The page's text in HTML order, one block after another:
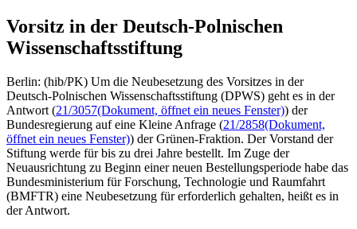
Vorsitz in der Deutsch-Polnischen
Wissenschaftsstiftung
Berlin: (hib/PK) Um die Neubesetzung des Vorsitzes in der
Deutsch-Polnischen Wissenschaftsstiftung (DPWS) geht es in der
Antwort (21/3057(Dokument, öffnet ein neues Fenster)) der
Bundesregierung auf eine Kleine Anfrage (21/2858(Dokument,
öffnet ein neues Fenster)) der Grünen-Fraktion. Der Vorstand der
Stiftung werde für bis zu drei Jahre bestellt. Im Zuge der
Neuausrichtung zu Beginn einer neuen Bestellungsperiode habe das
Bundesministerium für Forschung, Technologie und Raumfahrt
(BMFTR) eine Neubesetzung für erforderlich gehalten, heißt es in
der Antwort.